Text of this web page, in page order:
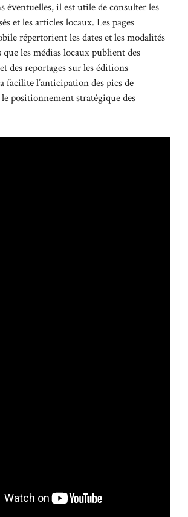
éventuelles, il est utile de consulter les
et les articles locaux. Les pages
répertorient les dates et les modalités
les médias locaux publient des
des reportages sur les éditions
facilite l’anticipation des pics de
positionnement stratégique des